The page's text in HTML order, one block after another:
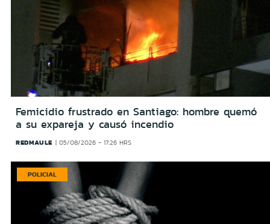
Femicidio frustrado en Santiago: hombre quemó
a su expareja y causó incendio
REDMAULE 05/08/2026 - 17:26 HRS
POLICIAL